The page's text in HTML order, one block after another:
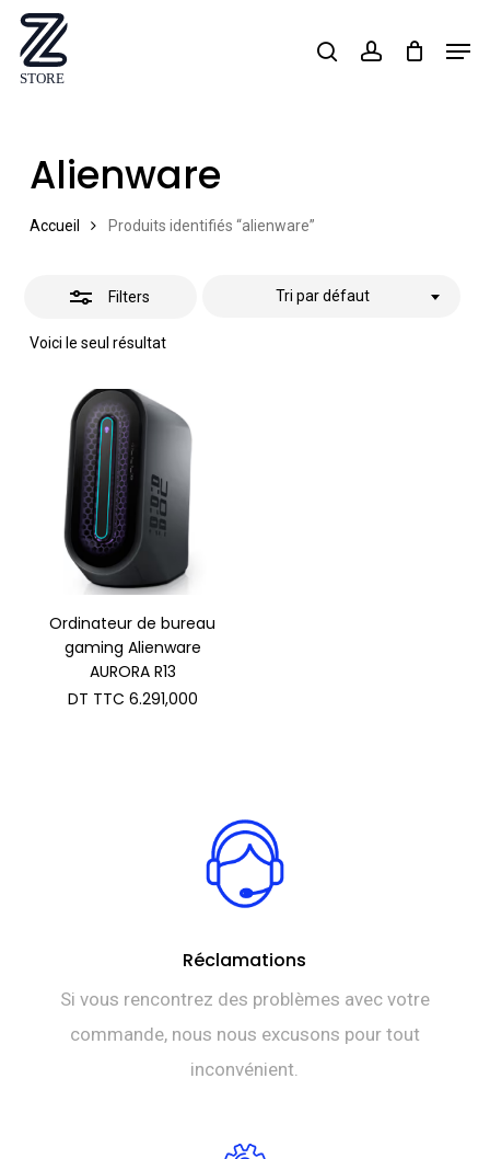
Skip
main
searchaccount
Alienware
Accueil Produits identifiés “alienware”
Filters
Voici le seul résultat
Tri par défaut
Close
Ordinateur de bureau
gaming Alienware
AURORA R13
DT TTC 6.291,000
Réclamations
Si vous rencontrez des problèmes avec votre
commande, nous nous excusons pour tout
inconvénient.